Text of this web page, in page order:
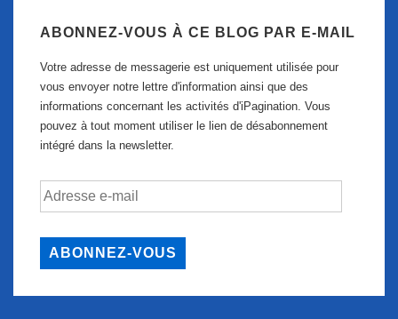
ABONNEZ-VOUS À CE BLOG PAR E-MAIL
Votre adresse de messagerie est uniquement utilisée pour
vous envoyer notre lettre d'information ainsi que des
informations concernant les activités d'iPagination. Vous
pouvez à tout moment utiliser le lien de désabonnement
intégré dans la newsletter.
Adresse
e-
ABONNEZ-VOUS